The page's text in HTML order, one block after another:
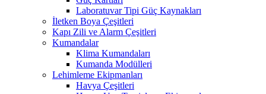
Laboratuvar Tipi Güç Kaynakları
İletken Boya Çeşitleri
Kapı Zili ve Alarm Çeşitleri
Kumandalar
Klima Kumandaları
Kumanda Modülleri
Lehimleme Ekipmanları
Havya Çeşitleri